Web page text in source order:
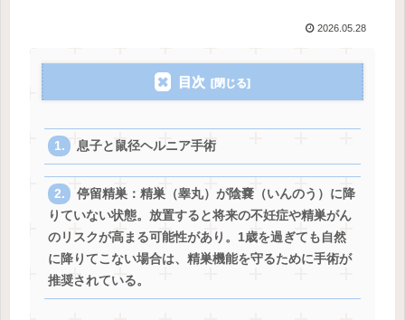
2026.05.28
目次
息子と鼠径ヘルニア手術
停留精巣：精巣（睾丸）が陰嚢（いんのう）に降
りていない状態。放置すると将来の不妊症や精巣がん
のリスクが高まる可能性があり。1歳を過ぎても自然
に降りてこない場合は、精巣機能を守るために手術が
推奨されている。